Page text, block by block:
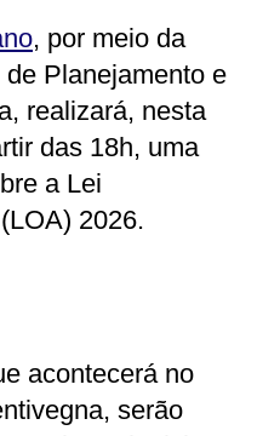
, por meio da
Planejamento e
realizará, nesta
das 18h, uma
a Lei
2026.
acontecerá no
serão